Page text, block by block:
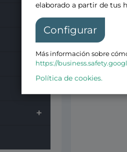
+
+
+
elaborado a partir de tus
Configurar
Más información sobre
https://
Política de cookies.